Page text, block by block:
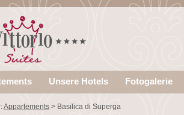
Unsere Hotels Fotogalerie
Appartements > Basilica di Superga